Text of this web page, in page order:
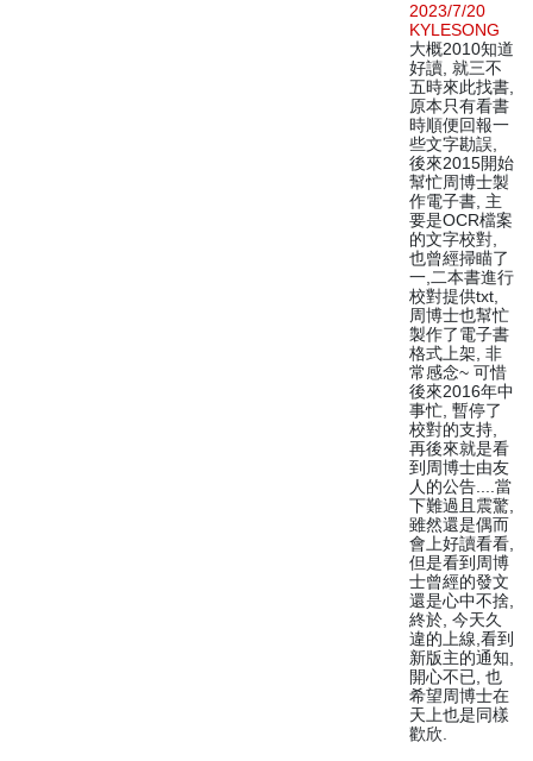
2023/7/20
KYLESONG
大概2010知道
好讀, 就三不
五時來此找書,
原本只有看書
時順便回報一
些文字勘誤,
後來2015開始
幫忙周博士製
作電子書, 主
要是OCR檔案
的文字校對,
也曾經掃瞄了
一,二本書進行
校對提供txt,
周博士也幫忙
製作了電子書
格式上架, 非
常感念~ 可惜
後來2016年中
事忙, 暫停了
校對的支持,
再後來就是看
到周博士由友
人的公告....當
下難過且震驚,
雖然還是偶而
會上好讀看看,
但是看到周博
士曾經的發文
還是心中不捨,
終於, 今天久
違的上線,看到
新版主的通知,
開心不已, 也
希望周博士在
天上也是同樣
歡欣.